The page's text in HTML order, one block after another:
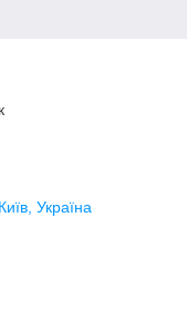
Україна